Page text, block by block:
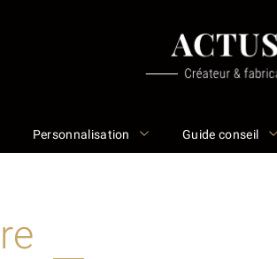
Personnalisation Guide conseil